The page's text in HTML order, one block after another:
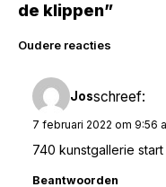
de klippen”
Reacties
navigatie
Oudere reacties
Josschreef:
7 februari 2022 om 9:56
740 kunstgallerie
Beantwoorden